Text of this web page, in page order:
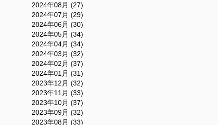
2024年08月 (27)
2024年07月 (29)
2024年06月 (30)
2024年05月 (34)
2024年04月 (34)
2024年03月 (32)
2024年02月 (37)
2024年01月 (31)
2023年12月 (32)
2023年11月 (33)
2023年10月 (37)
2023年09月 (32)
2023年08月 (33)